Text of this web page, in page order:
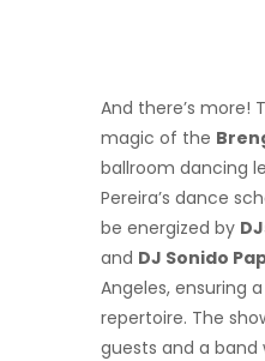
And there’s more!
magic of the
ballroom dancing
Pereira’s dance
be energized by
and DJ Sonido
Angeles, ensuring
repertoire. The
guests and a